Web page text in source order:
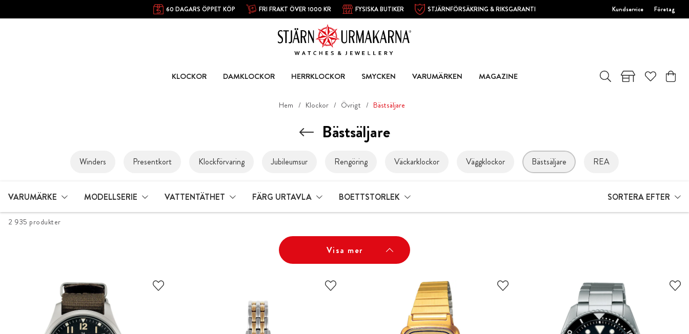
60 DAGARS ÖPPET KÖP FRI FRAKT ÖVER 1000 KR FYSISKA BUTIKER STJÄRNFÖRSÄKRING & RIKSGARANTI Kundservice Företag
KLOCKOR DAMKLOCKOR HERRKLOCKOR SMYCKEN VARUMÄRKEN MAGAZINE
Hem Klockor Övrigt Bästsäljare
Bästsäljare
Winders Presentkort Klockförvaring Jubileumsur Rengöring Väckarklockor Väggklockor Bästsäljare REA
VARUMÄRKE MODELLSERIE VATTENTÄTHET FÄRG URTAVLA BOETTSTORLEK SORTERA EFTER
2 935 produkter
Visa mer